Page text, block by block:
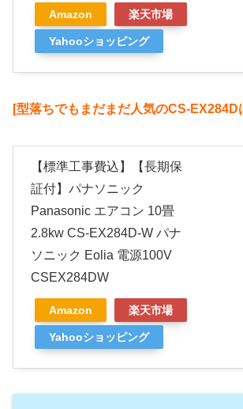
Amazon 楽天市場
Yahooショッピング
[型落ちでもまだまだ人気のCS-EX284D
【標準工事費込】【長期保
証付】パナソニック
Panasonic エアコン 10畳
2.8kw CS-EX284D-W パナ
ソニック Eolia 電源100V
CSEX284DW
Amazon 楽天市場
Yahooショッピング